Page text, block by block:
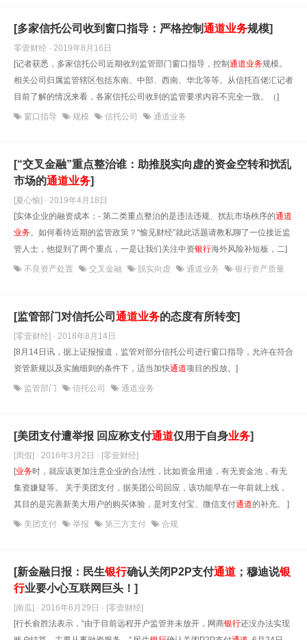
[多家信托公司收到窗口指导：严格控制通道业务规模]
零壹财经 · 2019年8月16日
[记者获悉，多家信托公司近期收到监管部门窗口指导，控制通道业务规模。
相关公司归属监管辖区包括东南、中部、西南、华北等等。从信托百佬汇记者
目前了解的情况来看，各家信托公司收到的监管要求内容不完全一致。（]
窗口指导 规模 信托公司 通道业务
[“交叉金融”重点整治谁：助推脱实向虚的资金空转和扰乱
市场的通道业务]
[夏心愉] · 2019年4月18日
[实体企业的融资成本；- 第二类重点整治的是违法违规、扰乱市场秩序的通道
业务。如何看待近期的监管政策？“愉见财经”就此话题请教私聊了一位接近监
管人士，他提到了两个重点，一是让我们关注中资银行海外风险补短板，二]
不良资产处置 交叉金融 脱实向虚 通道业务 银行资产质量
[监管部门对信托公司 通道业务的态度有所转变]
[零壹财经] · 2018年8月14日
[8月14日讯，据上证报报道，监管对部分信托公司进行窗口指导，允许在符合
资管新规以及实施细则的条件下，适当加快通道项目的投放。]
监管部门 信托公司 通道业务
[美团支付遭举报 回应称支付通道仅用于自身业务]
[周假] · 2016年3月2日 · [零壹财经]
[业务时，就应该更加注意企业的合法性，比如资金用途，有无资金池，有无
集资嫌疑等。 关于美团支付，据美团公司回应，该功能早在一年前就上线，
其目的是完善新美大用户的购买体验，是对支付宝、微信支付通道的补充。 ]
美团支付 举报 第三方支付 合规
[新金融日报：民生银行确认关闭P2P支付通道 ；穆迪说银
行业要小心互联网巨头！]
[南瓜] · 2016年6月29日 · [零壹财经]
[行长俞胜法表示，“由于目前远程开户监管并未放开，网商银行还没办法实现